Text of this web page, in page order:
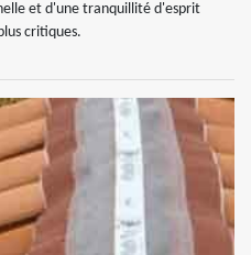
et d'une tranquillité d'esprit
critiques.